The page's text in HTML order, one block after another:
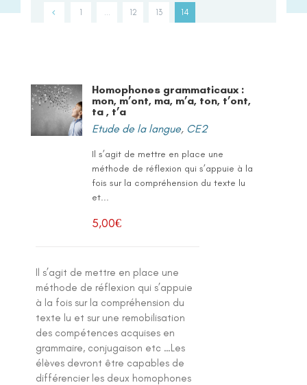
1 12 13 14
Homophones grammaticaux :
mon, m’ont, ma, m’a, ton, t’ont,
ta , t’a
Etude de la langue, CE2
Il s’agit de mettre en place une
méthode de réflexion qui s’appuie à la
fois sur la compréhension du texte lu
et...
5,00€
Il s’agit de mettre en place une
méthode de réflexion qui s’appuie
à la fois sur la compréhension du
texte lu et sur une remobilisation
des compétences acquises en
grammaire, conjugaison etc …Les
élèves devront être capables de
différencier les deux homophones